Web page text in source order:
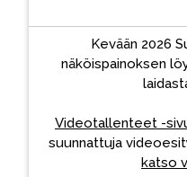
Kevään 2026
näköispainoksen
Videotallenteet -
suunnattuja
katso